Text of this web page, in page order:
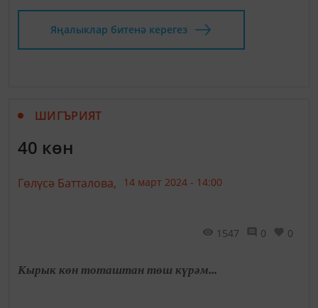
Яңалыклар битенә керегез
ШИГЪРИЯТ
40 көн
Гөлүсә Батталова, 14 март 2024 - 14:00
1547 0 0
Кырык көн тоташтан төш күрәм...